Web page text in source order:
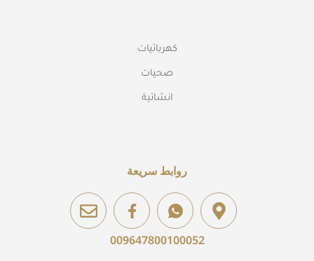
كهربائيات
صحيات
انشائية
روابط سريعة
009647800100052